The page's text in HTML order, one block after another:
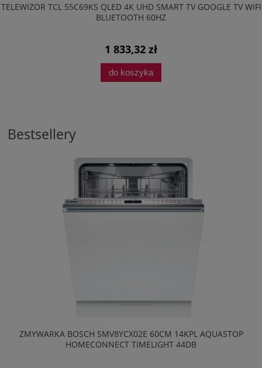
TELEWIZOR TCL 55C69KS QLED 4K UHD SMART TV GOOGLE TV WIFI
BLUETOOTH 60HZ
1 833,32 zł
do koszyka
Bestsellery
ZMYWARKA BOSCH SMV8YCX02E 60CM 14KPL AQUASTOP
HOMECONNECT TIMELIGHT 44DB